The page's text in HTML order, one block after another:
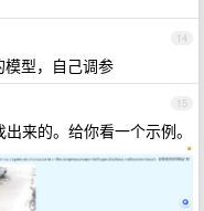
14
模型，自己调参
15
来的。给你看一个示例。